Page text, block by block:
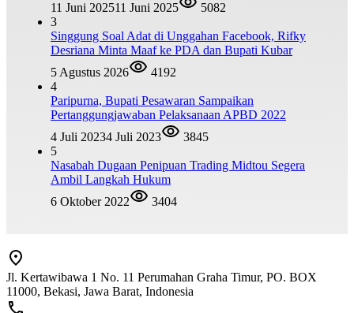
11 Juni 202511 Juni 2025
5082
3
Singgung Soal Adat di Unggahan Facebook, Rifky
Desriana Minta Maaf ke PDA dan Bupati Kubar
5 Agustus 2026
4192
4
Paripurna, Bupati Pesawaran Sampaikan
Pertanggungjawaban Pelaksanaan APBD 2022
4 Juli 20234 Juli 2023
3845
5
Nasabah Dugaan Penipuan Trading Midtou Segera
Ambil Langkah Hukum
6 Oktober 2022
3404
Jl. Kertawibawa 1 No. 11 Perumahan Graha Timur, PO. BOX
11000, Bekasi, Jawa Barat, Indonesia